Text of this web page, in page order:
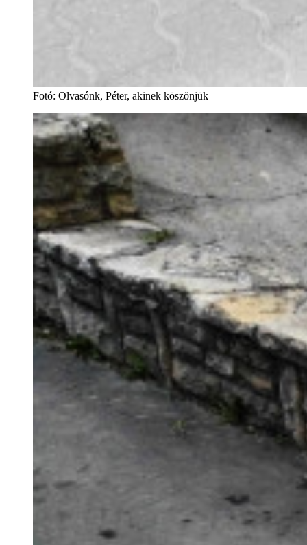
Fotó: Olvasónk, Péter, akinek köszönjük